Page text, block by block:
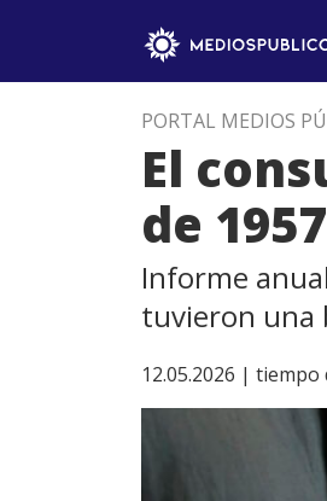
PORTAL MEDIOS
El
de 1957
Informe
tuvieron una
12.05.2026 | tiempo